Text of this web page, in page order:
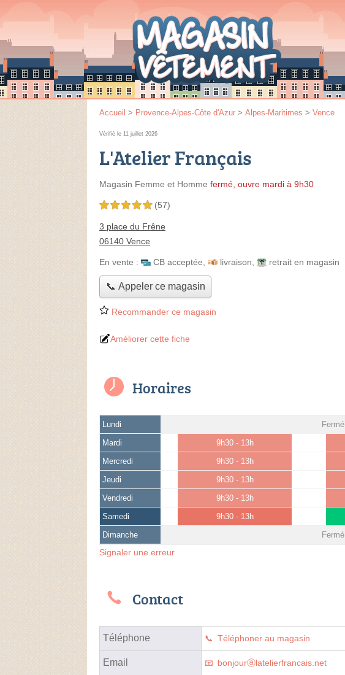
Accueil > Provence-Alpes-Côte d'Azur > Alpes-Maritimes > Vence
Vérifié le 11 juillet 2026
L'Atelier Français
Magasin Femme et Homme fermé, ouvre mardi à 9h30
5,0 étoiles sur 5 (57)
3 place du Frêne
06140 Vence
En vente : CB acceptée livraison retrait en magasin
📞 Appeler ce magasin
Recommander ce magasin
Améliorer cette fiche
Horaires
Lundi Fermé
Mardi 9h30 - 13h
Mercredi 9h30 - 13h
Jeudi 9h30 - 13h
Vendredi 9h30 - 13h
Samedi 9h30 - 13h
Dimanche Fermé
Signaler une erreur
Contact
Téléphone Téléphoner au magasin
Email bonjourⓐlatelierfrancais.net